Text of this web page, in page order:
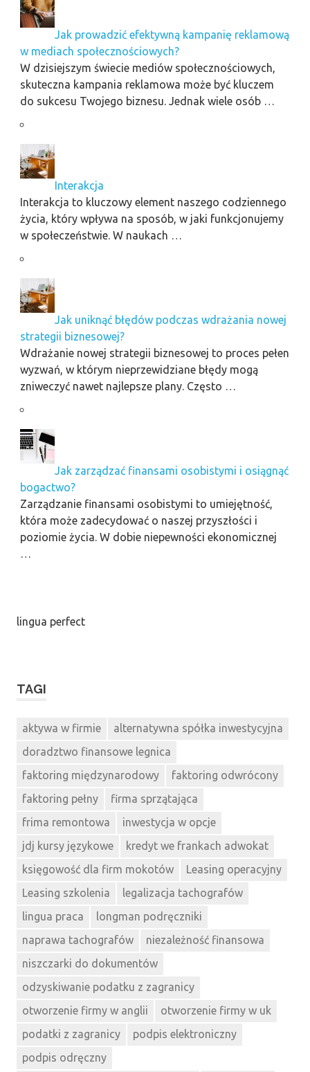
Jak prowadzić efektywną kampanię reklamową
w mediach społecznościowych?
W dzisiejszym świecie mediów społecznościowych,
skuteczna kampania reklamowa może być kluczem
do sukcesu Twojego biznesu. Jednak wiele osób …
Interakcja
Interakcja to kluczowy element naszego codziennego
życia, który wpływa na sposób, w jaki funkcjonujemy
w społeczeństwie. W naukach …
Jak uniknąć błędów podczas wdrażania nowej
strategii biznesowej?
Wdrażanie nowej strategii biznesowej to proces pełen
wyzwań, w którym nieprzewidziane błędy mogą
zniweczyć nawet najlepsze plany. Często …
Jak zarządzać finansami osobistymi i osiągnąć
bogactwo?
Zarządzanie finansami osobistymi to umiejętność,
która może zadecydować o naszej przyszłości i
poziomie życia. W dobie niepewności ekonomicznej
…
lingua perfect
TAGI
aktywa w firmie
alternatywna spółka inwestycyjna
doradztwo finansowe legnica
faktoring międzynarodowy
faktoring odwrócony
faktoring pełny
firma sprzątająca
frima remontowa
inwestycja w opcje
jdj kursy językowe
kredyt we frankach adwokat
księgowość dla firm mokotów
Leasing operacyjny
Leasing szkolenia
legalizacja tachografów
lingua praca
longman podręczniki
naprawa tachografów
niezależność finansowa
niszczarki do dokumentów
odzyskiwanie podatku z zagranicy
otworzenie firmy w anglii
otworzenie firmy w uk
podatki z zagranicy
podpis elektroniczny
podpis odręczny